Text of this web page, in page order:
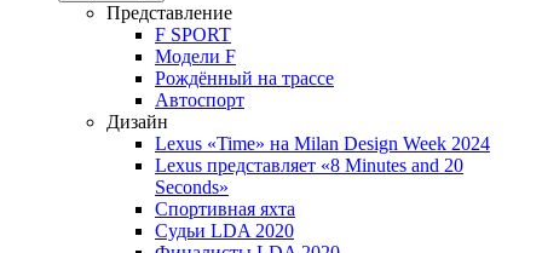
Представление
F SPORT
Модели F
Рождённый на трассе
Автоспорт
Дизайн
Lexus «Time» на Milan Design Week 2024
Lexus представляет «8 Minutes and 20
Seconds»
Спортивная яхта
Судьи LDA 2020